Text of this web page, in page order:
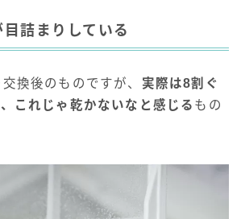
詰まりしている
換後のものですが、 実際は8割ぐ
これじゃ乾かないなと感じる もの